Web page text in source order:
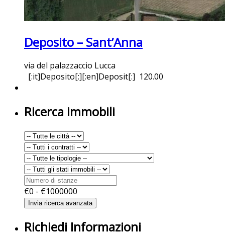
Deposito – Sant’Anna
via del palazzaccio Lucca
[:it]Deposito[:][:en]Deposit[:] 120.00
Ricerca immobili
€0 - €1000000
Richiedi Informazioni